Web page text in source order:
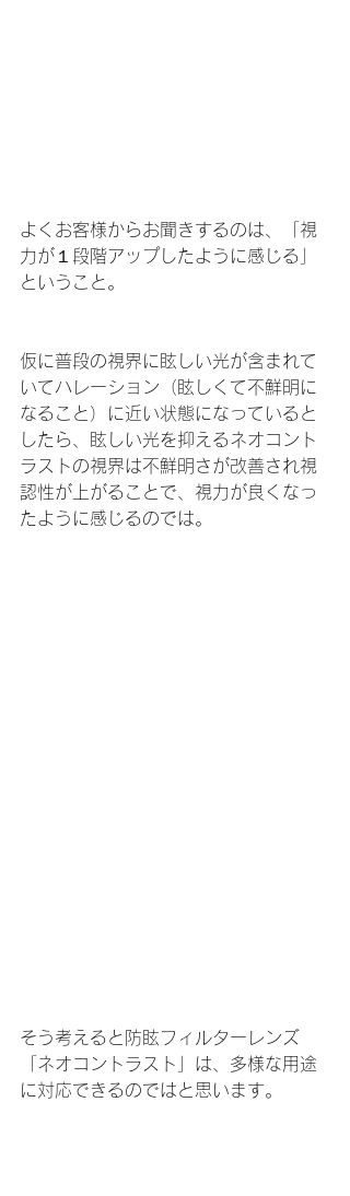
よくお客様からお聞きするのは、「視
力が１段階アップしたように感じる」
ということ。
仮に普段の視界に眩しい光が含まれて
いてハレーション（眩しくて不鮮明に
なること）に近い状態になっていると
したら、眩しい光を抑えるネオコント
ラストの視界は不鮮明さが改善され視
認性が上がることで、視力が良くなっ
たように感じるのでは。
そう考えると防眩フィルターレンズ
「ネオコントラスト」は、多様な用途
に対応できるのではと思います。